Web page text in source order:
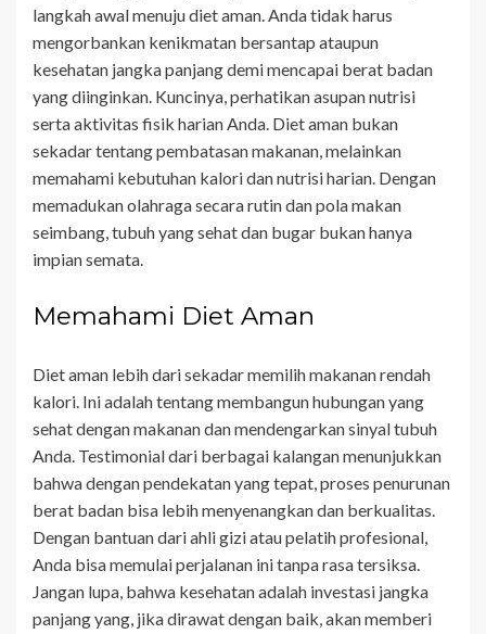
langkah awal menuju diet aman. Anda tidak harus
mengorbankan kenikmatan bersantap ataupun
kesehatan jangka panjang demi mencapai berat badan
yang diinginkan. Kuncinya, perhatikan asupan nutrisi
serta aktivitas fisik harian Anda. Diet aman bukan
sekadar tentang pembatasan makanan, melainkan
memahami kebutuhan kalori dan nutrisi harian. Dengan
memadukan olahraga secara rutin dan pola makan
seimbang, tubuh yang sehat dan bugar bukan hanya
impian semata.
Memahami Diet Aman
Diet aman lebih dari sekadar memilih makanan rendah
kalori. Ini adalah tentang membangun hubungan yang
sehat dengan makanan dan mendengarkan sinyal tubuh
Anda. Testimonial dari berbagai kalangan menunjukkan
bahwa dengan pendekatan yang tepat, proses penurunan
berat badan bisa lebih menyenangkan dan berkualitas.
Dengan bantuan dari ahli gizi atau pelatih profesional,
Anda bisa memulai perjalanan ini tanpa rasa tersiksa.
Jangan lupa, bahwa kesehatan adalah investasi jangka
panjang yang, jika dirawat dengan baik, akan memberi